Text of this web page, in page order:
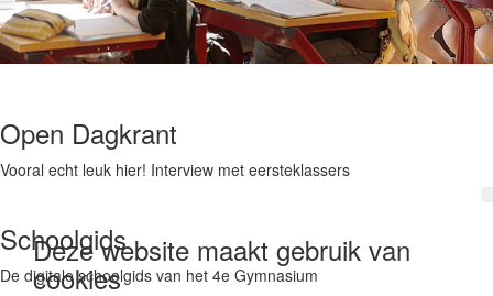
Open Dagkrant
Vooral echt leuk hier! Interview met eersteklassers
Schoolgids
De digitale schoolgids van het 4e Gymnasium
Deze website maakt gebruik van
cookies